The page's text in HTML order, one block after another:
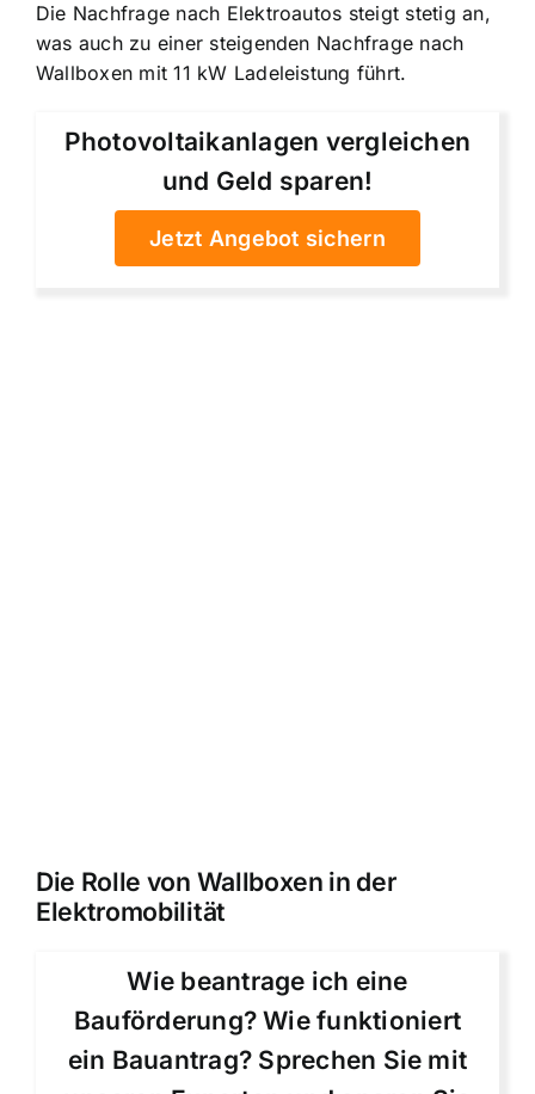
Die Nachfrage nach Elektroautos steigt stetig an,
was auch zu einer steigenden Nachfrage nach
Wallboxen mit 11 kW Ladeleistung führt.
Photovoltaikanlagen vergleichen
und Geld sparen!
Jetzt Angebot sichern
Die Rolle von Wallboxen in der
Elektromobilität
Wie beantrage ich eine
Bauförderung? Wie funktioniert
ein Bauantrag? Sprechen Sie mit